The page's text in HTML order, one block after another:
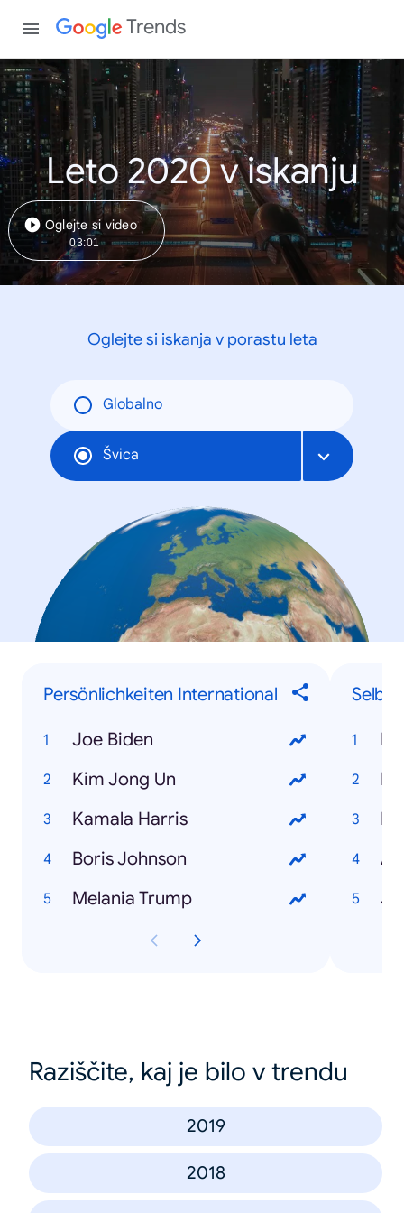
Trends
Leto 2020 v iskanju
Oglejte si video
03:01
Oglejte si iskanja v porastu leta
Globalno
Švica
Persönlichkeiten International
Joe Biden
Kim Jong Un
Kamala Harris
Boris Johnson
Melania Trump
Raziščite, kaj je bilo v trendu
2019
2018